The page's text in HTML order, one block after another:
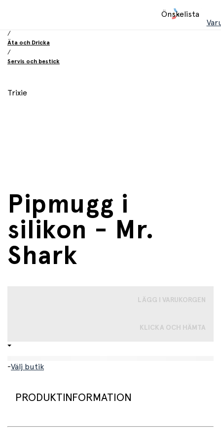
Önskelista
/
Äta och Dricka
/
Servis och bestick
Trixie
Pipmugg i
silikon - Mr.
Shark
LÄGG I VARUKORGEN
KLICKA OCH HÄMTA
-Välj butik
PRODUKTINFORMATION